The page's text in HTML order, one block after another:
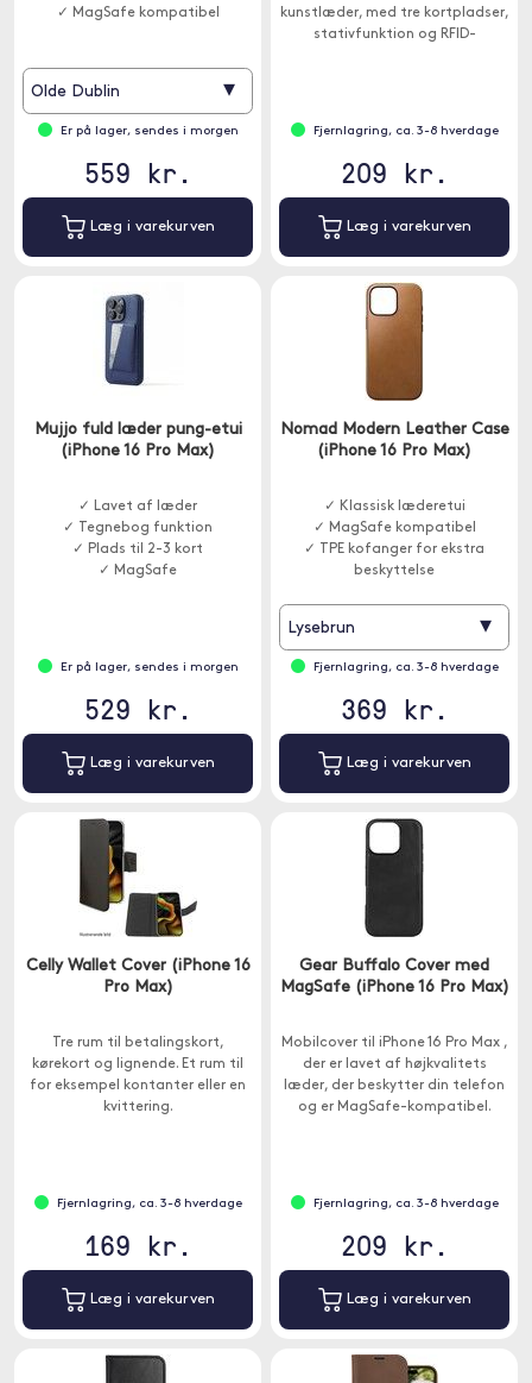
✓ MagSafe kompatibel
Olde Dublin ▾
Er på lager, sendes i morgen
559 kr.
Læg i varekurven
kunstlæder, med tre kortpladser,
stativfunktion og RFID-
Fjernlagring, ca. 3-8 hverdage
209 kr.
Læg i varekurven
Mujjo fuld læder pung-etui
(iPhone 16 Pro Max)
✓ Lavet af læder
✓ Tegnebog funktion
✓ Plads til 2-3 kort
✓ MagSafe
Er på lager, sendes i morgen
529 kr.
Læg i varekurven
Nomad Modern Leather Case
(iPhone 16 Pro Max)
✓ Klassisk læderetui
✓ MagSafe kompatibel
✓ TPE kofanger for ekstra
beskyttelse
Lysebrun ▾
Fjernlagring, ca. 3-8 hverdage
369 kr.
Læg i varekurven
Celly Wallet Cover (iPhone 16
Pro Max)
Tre rum til betalingskort,
kørekort og lignende. Et rum til
for eksempel kontanter eller en
kvittering.
Fjernlagring, ca. 3-8 hverdage
169 kr.
Læg i varekurven
Gear Buffalo Cover med
MagSafe (iPhone 16 Pro Max)
Mobilcover til iPhone 16 Pro Max ,
der er lavet af højkvalitets
læder, der beskytter din telefon
og er MagSafe-kompatibel.
Fjernlagring, ca. 3-8 hverdage
209 kr.
Læg i varekurven